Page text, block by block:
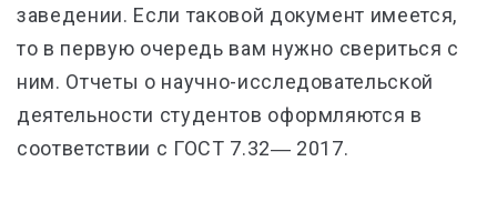
заведении. Если таковой документ имеется,
то в первую очередь вам нужно свериться с
ним. Отчеты о научно-исследовательской
деятельности студентов оформляются в
соответствии с ГОСТ 7.32― 2017.